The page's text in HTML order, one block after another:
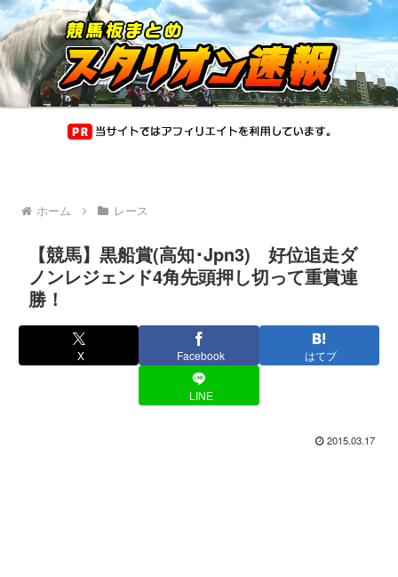
ホーム レース
【競馬】黒船賞(高知･Jpn3) 好位追走ダ
ノンレジェンド4角先頭押し切って重賞連
勝！
X Facebook はてブ
LINE
2015.03.17